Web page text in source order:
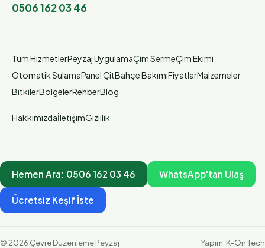
0506 162 03 46
Tüm HizmetlerPeyzaj UygulamaÇim SermeÇim Ekimi
Otomatik SulamaPanel ÇitBahçe BakımıFiyatlarMalzemeler
BitkilerBölgelerRehberBlog
HakkımızdaİletişimGizlilik
Hemen Ara: 0506 162 03 46 WhatsApp'tan Ulaş
Ücretsiz Keşif İste
© 2026 Çevre Düzenleme Peyzaj Yapım: K-On Tech